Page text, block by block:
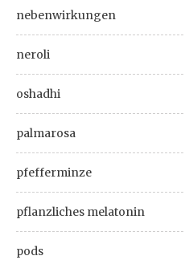
nebenwirkungen
neroli
oshadhi
palmarosa
pfefferminze
pflanzliches melatonin
pods